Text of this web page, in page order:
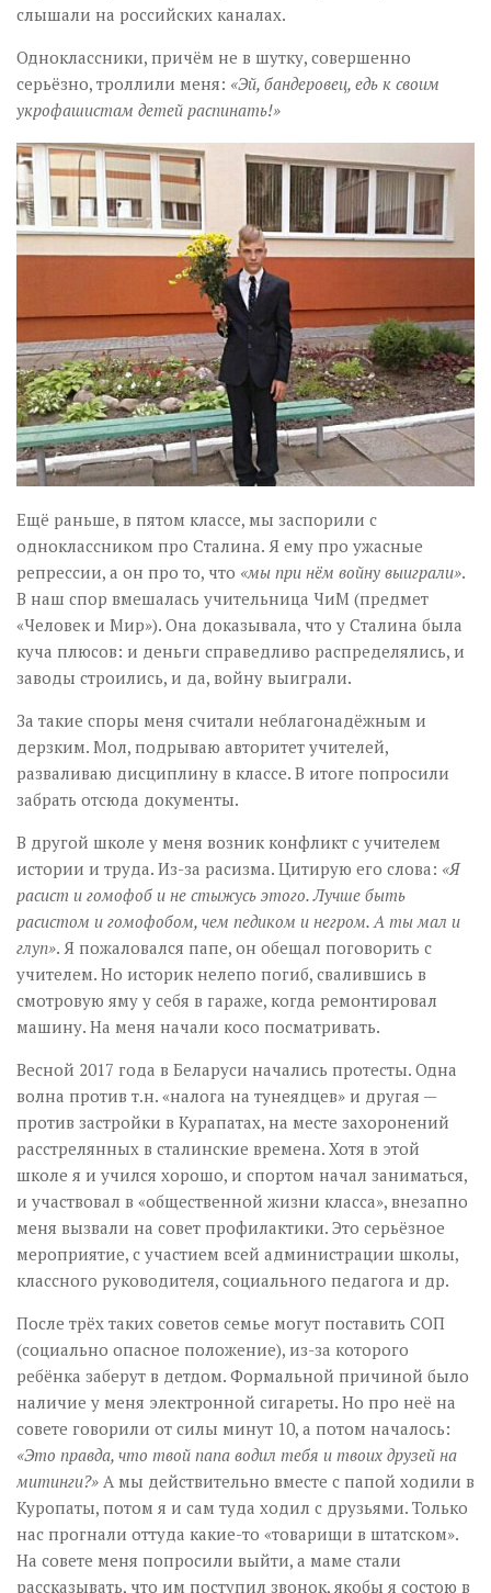
слышали на российских каналах.
Одноклассники, причём не в шутку, совершенно
серьёзно, троллили меня: «Эй, бандеровец, едь к своим
укрофашистам детей распинать!»
Ещё раньше, в пятом классе, мы заспорили с
одноклассником про Сталина. Я ему про ужасные
репрессии, а он про то, что «мы при нём войну выиграли».
В наш спор вмешалась учительница ЧиМ (предмет
«Человек и Мир»). Она доказывала, что у Сталина была
куча плюсов: и деньги справедливо распределялись, и
заводы строились, и да, войну выиграли.
За такие споры меня считали неблагонадёжным и
дерзким. Мол, подрываю авторитет учителей,
разваливаю дисциплину в классе. В итоге попросили
забрать отсюда документы.
В другой школе у меня возник конфликт с учителем
истории и труда. Из-за расизма. Цитирую его слова: «Я
расист и гомофоб и не стыжусь этого. Лучше быть
расистом и гомофобом, чем педиком и негром. А ты мал и
глуп». Я пожаловался папе, он обещал поговорить с
учителем. Но историк нелепо погиб, свалившись в
смотровую яму у себя в гараже, когда ремонтировал
машину. На меня начали косо посматривать.
Весной 2017 года в Беларуси начались протесты. Одна
волна против т.н. «налога на тунеядцев» и другая —
против застройки в Курапатах, на месте захоронений
расстрелянных в сталинские времена. Хотя в этой
школе я и учился хорошо, и спортом начал заниматься,
и участвовал в «общественной жизни класса», внезапно
меня вызвали на совет профилактики. Это серьёзное
мероприятие, с участием всей администрации школы,
классного руководителя, социального педагога и др.
После трёх таких советов семье могут поставить СОП
(социально опасное положение), из-за которого
ребёнка заберут в детдом. Формальной причиной было
наличие у меня электронной сигареты. Но про неё на
совете говорили от силы минут 10, а потом началось:
«Это правда, что твой папа водил тебя и твоих друзей на
митинги?» А мы действительно вместе с папой ходили в
Куропаты, потом я и сам туда ходил с друзьями. Только
нас прогнали оттуда какие-то «товарищи в штатском».
На совете меня попросили выйти, а маме стали
рассказывать, что им поступил звонок, якобы я состою в